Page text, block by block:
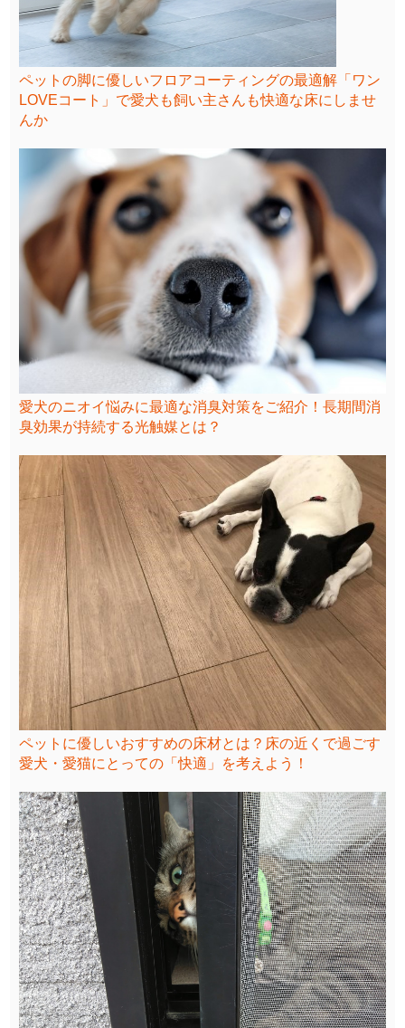
ペットの脚に優しいフロアコーティングの最適解「ワン
LOVEコート」で愛犬も飼い主さんも快適な床にしませ
んか
愛犬のニオイ悩みに最適な消臭対策をご紹介！長期間消
臭効果が持続する光触媒とは？
ペットに優しいおすすめの床材とは？床の近くで過ごす
愛犬・愛猫にとっての「快適」を考えよう！